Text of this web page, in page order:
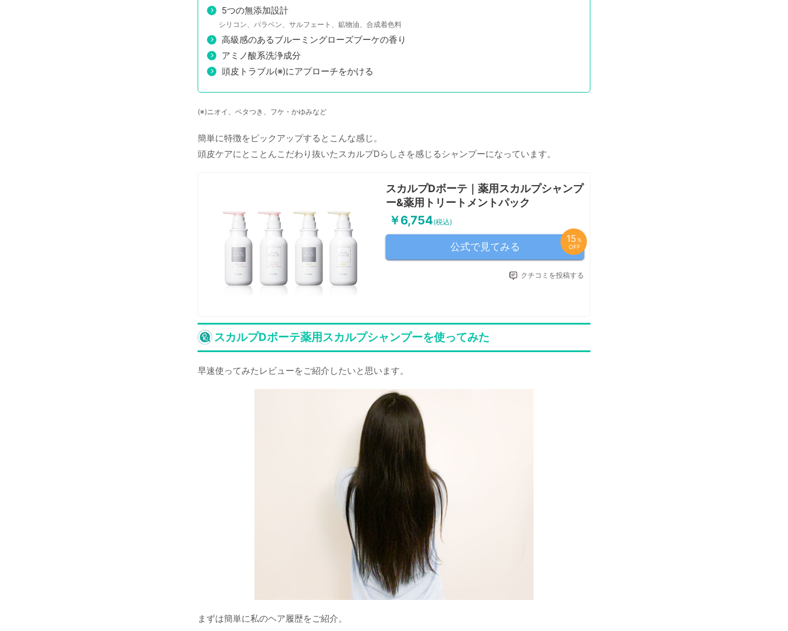
5つの無添加設計
シリコン、パラベン、サルフェート、鉱物油、合成着色料
高級感のあるブルーミングローズブーケの香り
アミノ酸系洗浄成分
頭皮トラブル(※)にアプローチをかける
(※)ニオイ、ベタつき、フケ・かゆみなど
簡単に特徴をピックアップするとこんな感じ。
頭皮ケアにとことんこだわり抜いたスカルプDらしさを感じるシャンプーになっています。
スカルプDボーテ｜薬用スカルプシャンプ
ー&薬用トリートメントパック
￥6,754(税込)
公式で見てみる
15 ％
OFF
クチコミを投稿する
スカルプDボーテ薬用スカルプシャンプーを使ってみた
早速使ってみたレビューをご紹介したいと思います。
まずは簡単に私のヘア履歴をご紹介。